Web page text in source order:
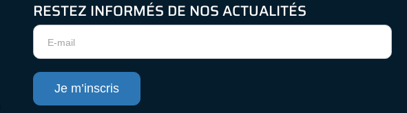
RESTEZ INFORMÉS DE NOS ACTUALITÉS
Newsletter
Je m’inscris